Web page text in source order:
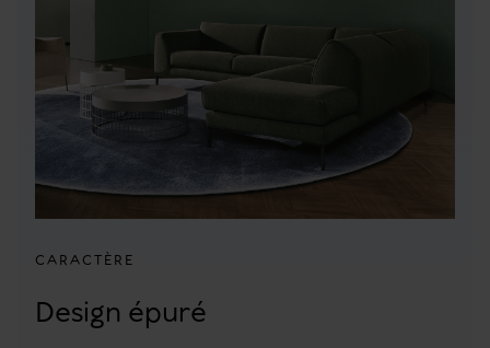
CARACTÈRE
Design épuré